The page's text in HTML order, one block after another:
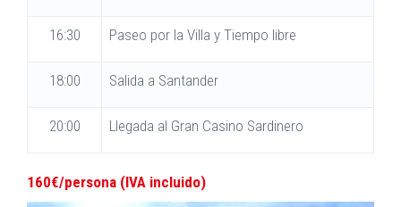
16:30 Paseo por la Villa y Tiempo libre
18:00 Salida a Santander
20:00 Llegada al Gran Casino Sardinero
160€/persona (IVA incluido)